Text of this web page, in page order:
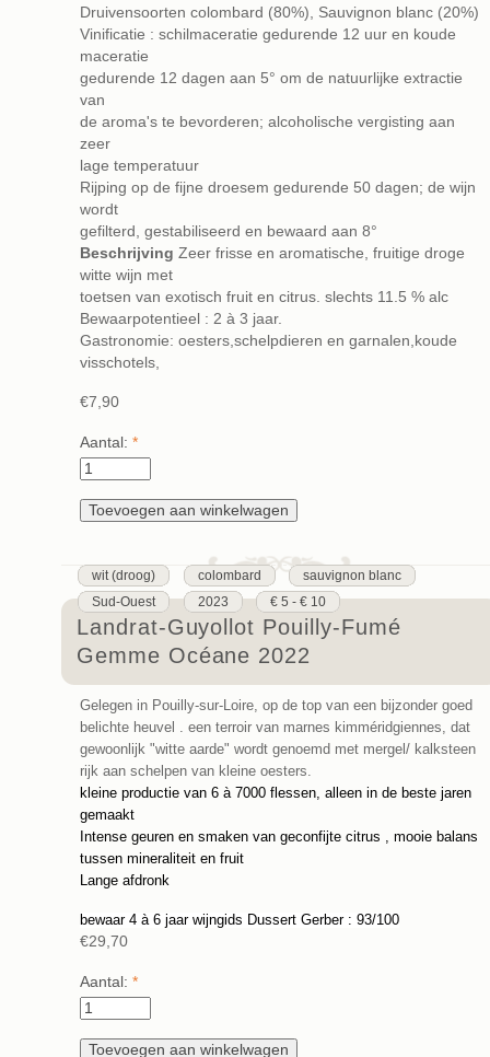
Druivensoorten colombard (80%), Sauvignon blanc (20%)
Vinificatie : schilmaceratie gedurende 12 uur en koude
maceratie
gedurende 12 dagen aan 5° om de natuurlijke extractie
van
de aroma's te bevorderen; alcoholische vergisting aan
zeer
lage temperatuur
Rijping op de fijne droesem gedurende 50 dagen; de wijn
wordt
gefilterd, gestabiliseerd en bewaard aan 8°
Beschrijving Zeer frisse en aromatische, fruitige droge
witte wijn met
toetsen van exotisch fruit en citrus. slechts 11.5 % alc
Bewaarpotentieel : 2 à 3 jaar.
Gastronomie: oesters,schelpdieren en garnalen,koude
visschotels,
€7,90
Aantal: *
wit (droog) colombard
sauvignon blanc
Sud-Ouest
2023 € 5 - € 10
Landrat-Guyollot Pouilly-Fumé
Gemme Océane 2022
Gelegen in Pouilly-sur-Loire, op de top van een bijzonder goed
belichte heuvel . een terroir van marnes kimméridgiennes, dat
gewoonlijk "witte aarde" wordt genoemd met mergel/ kalksteen
rijk aan schelpen van kleine oesters.
kleine productie van 6 à 7000 flessen, alleen in de beste jaren
gemaakt
Intense geuren en smaken van geconfijte citrus , mooie balans
tussen mineraliteit en fruit
Lange afdronk
bewaar 4 à 6 jaar wijngids Dussert Gerber : 93/100
€29,70
Aantal: *